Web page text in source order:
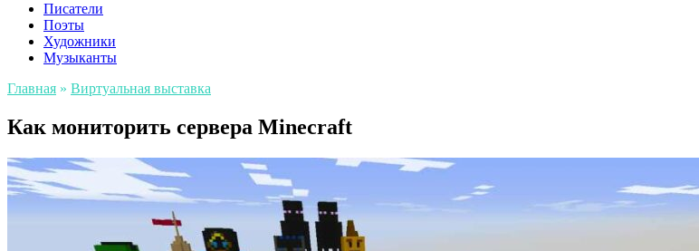
Писатели
Поэты
Художники
Музыканты
Главная » Виртуальная выставка
Как мониторить сервера Minecraft